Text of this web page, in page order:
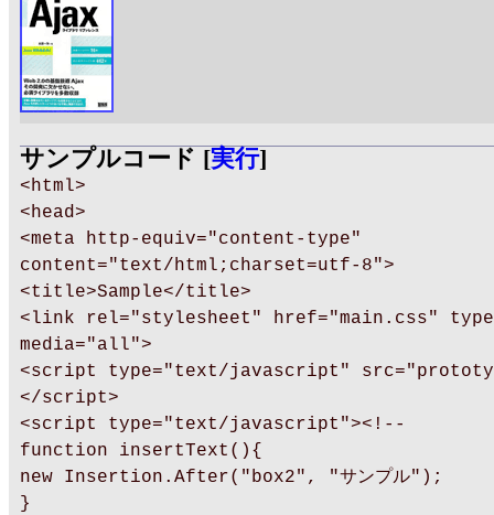
サンプルコード [実行]
<html>
<head>
<meta http-equiv="content-type"
content="text/html;charset=utf-8">
<title>Sample</title>
<link rel="stylesheet" href="main.css"
media="all">
<script type="text/javascript"
</script>
<script type="text/javascript"><!--
function insertText(){
new Insertion.After("box2", "サンプル");
}